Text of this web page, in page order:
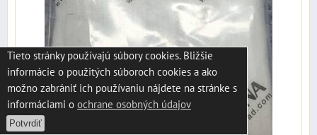
Tieto stránky používajú súbory cookies. Bližšie
informácie o použitých súboroch cookies a ako
možno zabrániť ich používaniu nájdete na stránke s
informáciami o ochrane osobných údajov
Potvrdiť